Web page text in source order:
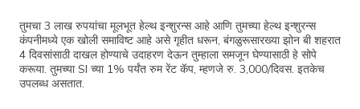
तुमचा 3 लाख रुपयांचा मूलभूत हेल्थ इन्शुरन्स आहे आणि तुमच्या हेल्थ इन्शुरन्स
कंपनीमध्ये एक खोली समाविष्ट आहे असे गृहीत धरून, बंगळुरूसारख्या झोन बी शहरात
4 दिवसांसाठी दाखल होण्याचे उदाहरण देऊन तुम्हाला समजून घेण्यासाठी हे सोपे
करूया. तुमच्या SI च्या 1% पर्यंत रुम रेंट कॅप, म्हणजे रु. 3,000/दिवस. इतकेच
उपलब्ध असतात.